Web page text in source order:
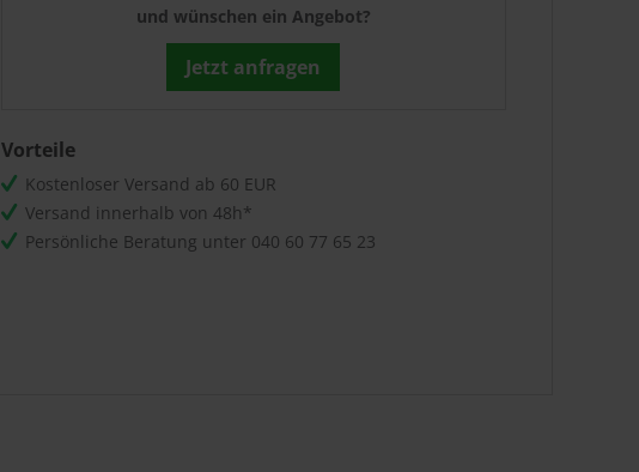
und wünschen ein Angebot?
Jetzt anfragen
Vorteile
Kostenloser Versand ab 60 EUR
Versand innerhalb von 48h*
Persönliche Beratung unter 040 60 77 65 23